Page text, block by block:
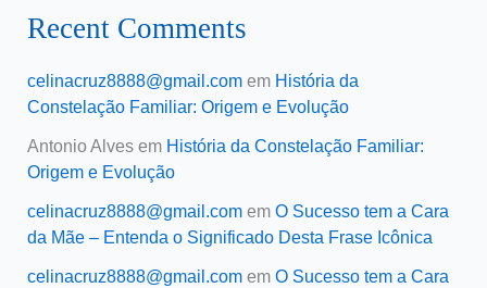
Recent Comments
celinacruz8888@gmail.comem História da
Constelação Familiar: Origem e Evolução
Antonio Alvesem História da Constelação Familiar:
Origem e Evolução
celinacruz8888@gmail.comem O Sucesso tem a Cara
da Mãe – Entenda o Significado Desta Frase Icônica
celinacruz8888@gmail.comem O Sucesso tem a Cara